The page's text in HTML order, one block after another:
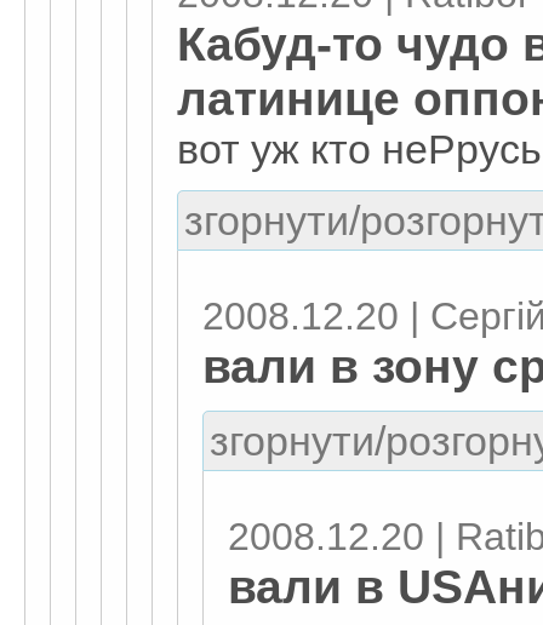
Кабуд-то чудо
латинице
вот уж кто
згорнути/
2008.12.20 |
вали в зону
згорнути/
2008.12.20 |
вали в